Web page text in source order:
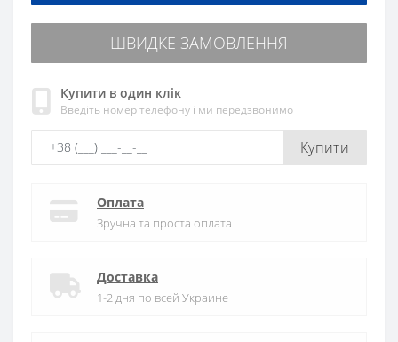
ШВИДКЕ ЗАМОВЛЕННЯ
Купити в один клік
Введіть номер телефону і ми передзвонимо
Купити
Оплата
Зручна та проста оплата
Доставка
1-2 дня по всей Украине